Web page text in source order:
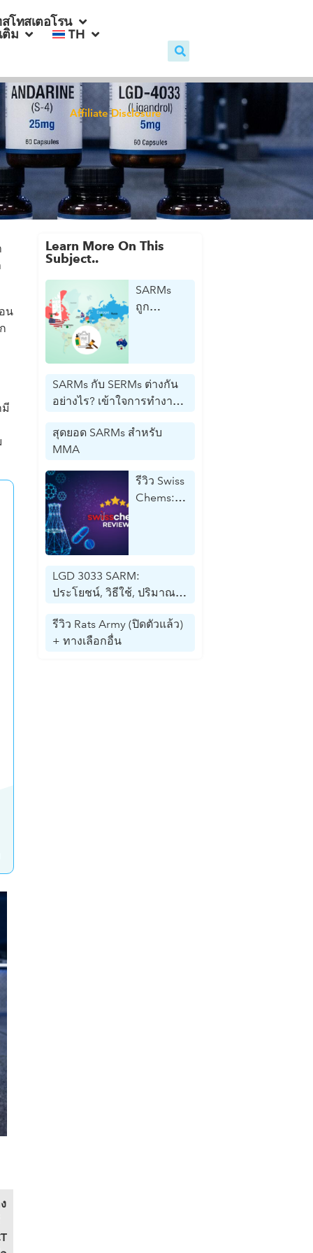
โทสเตอโรน
ติม TH
Affiliate Disclosure
น
มี
Learn More On This
Subject..
SARMs
ถูก
ฉบับ
สมบูรณ์)
SARMs กับ SERMs ต่างกัน
อย่างไร? เข้าใจการทำงาน,
สุดยอด SARMs สำหรับ
MMA
รีวิว Swiss
Chems:
คุณภาพ
ของ
แบรนด์
LGD 3033 SARM:
ประโยชน์, วิธีใช้, ปริมาณ
รีวิว Rats Army (ปิดตัวแล้ว)
+ ทางเลือกอื่น